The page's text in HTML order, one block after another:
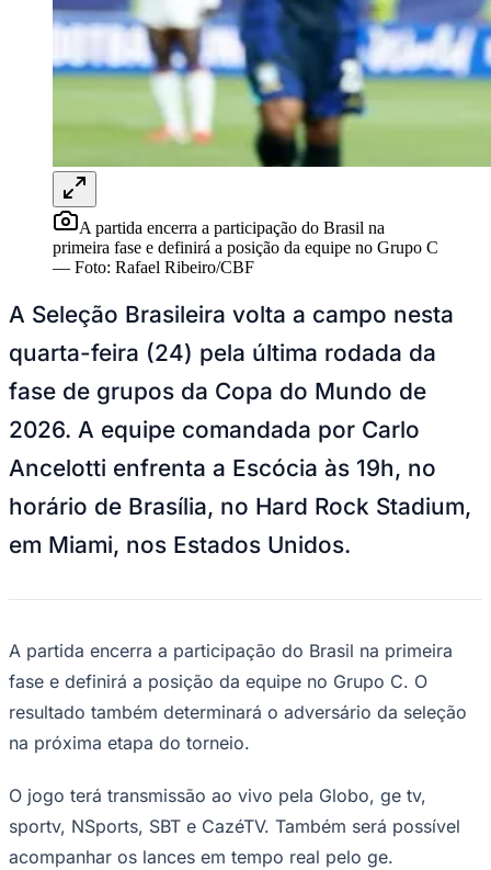
Hub de Negócios
Guia Comercial
Selo Verificado
Portal Educacional
Agenda de Vestibulares
Vagas de Emprego
Concursos
Panorama Econômico
Panorama Econômico
Para Sua Empresa
Anuncie no Portal
Anunciar VagasNovo
NFL
UFC
MLB
NHL
Atletismo
Vôlei
NBB
Brasileirão Série B
Copa do Brasil
Libertadores
Sul-Americana
Copa América
Premier League
La Liga
Bundesliga
A partida encerra a participação do Brasil na
primeira fase e definirá a posição da equipe no Grupo C
— Foto: Rafael Ribeiro/CBF
A Seleção Brasileira volta a campo nesta
quarta-feira (24) pela última rodada da
fase de grupos da Copa do Mundo de
2026. A equipe comandada por Carlo
Ancelotti enfrenta a Escócia às 19h, no
horário de Brasília, no Hard Rock Stadium,
em Miami, nos Estados Unidos.
A partida encerra a participação do Brasil na primeira
fase e definirá a posição da equipe no Grupo C. O
resultado também determinará o adversário da seleção
na próxima etapa do torneio.
O jogo terá transmissão ao vivo pela Globo, ge tv,
sportv, NSports, SBT e CazéTV. Também será possível
acompanhar os lances em tempo real pelo ge.